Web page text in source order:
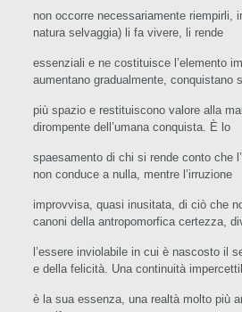
non occorre necessariamente riempirli,
natura selvaggia) li fa vivere, li rende
essenziali e ne costituisce l’elemento
aumentano gradualmente, conquistano
più spazio e restituiscono valore alla
dirompente dell’umana conquista. È lo
spaesamento di chi si rende conto che
non conduce a nulla, mentre l’irruzione
improvvisa, quasi inusitata, di ciò che
canoni della antropomorfica certezza,
l’essere inviolabile in cui è nascosto il
e della felicità. Una continuità
è la sua essenza, una realtà molto più